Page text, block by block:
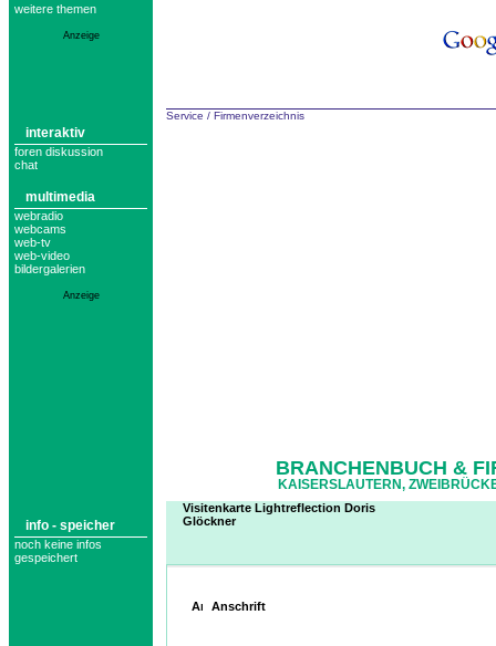
weitere themen
Anzeige
interaktiv
foren diskussion
chat
multimedia
webradio
webcams
web-tv
web-video
bildergalerien
Anzeige
info - speicher
noch keine infos
gespeichert
Service / Firmenverzeichnis
BRANCHENBUCH &
KAISERSLAUTERN,
Visitenkarte Lightreflection Doris
Glöckner
Anschrift